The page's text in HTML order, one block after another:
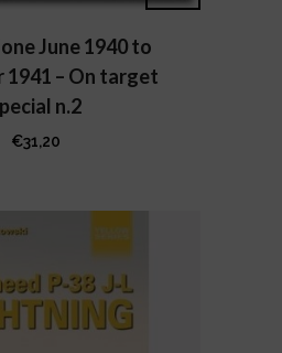
June 1940 to
1941 – On target
n.2
€31,20